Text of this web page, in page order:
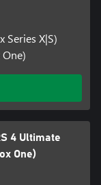
Series X|S)
One)
4 Ultimate
One)